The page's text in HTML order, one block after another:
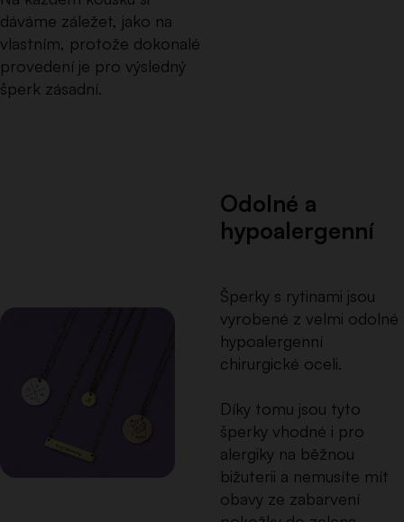
dáváme záležet, jako na
vlastním, protože dokonalé
provedení je pro výsledný
šperk zásadní.
Odolné a
hypoalergenní
Šperky s rytinami jsou
vyrobené z velmi odolné
hypoalergenní
chirurgické oceli.
Díky tomu jsou tyto
šperky vhodné i pro
alergiky na běžnou
bižuterii a nemusíte mít
obavy ze zabarvení